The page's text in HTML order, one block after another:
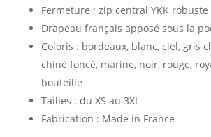
Fermeture : zip central YKK robuste
Drapeau français apposé sous la
Coloris : bordeaux, blanc, ciel, gris
chiné foncé, marine, noir, rouge,
bouteille
Tailles : du XS au 3XL
Fabrication : Made in France